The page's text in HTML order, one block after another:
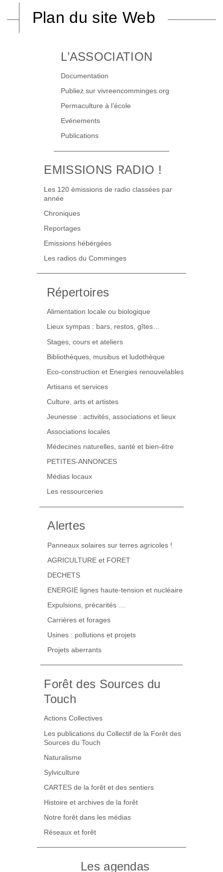
Plan du site Web
L’ASSOCIATION
Documentation
Publiez sur vivreencomminges.org
Permaculture à l’école
Evénements
Publications
EMISSIONS RADIO !
Les 120 émissions de radio classées par
année
Chroniques
Reportages
Emissions hébérgées
Les radios du Comminges
Répertoires
Alimentation locale ou biologique
Lieux sympas : bars, restos, gîtes…
Stages, cours et ateliers
Bibliothèques, musibus et ludothèque
Eco-construction et Energies renouvelables
Artisans et services
Culture, arts et artistes
Jeunesse : activités, associations et lieux
Associations locales
Médecines naturelles, santé et bien-être
PETITES-ANNONCES
Médias locaux
Les ressourceries
Alertes
Panneaux solaires sur terres agricoles !
AGRICULTURE et FORET
DECHETS
ENERGIE lignes haute-tension et nucléaire
Expulsions, précarités …
Carrières et forages
Usines : pollutions et projets
Projets aberrants
Forêt des Sources du
Touch
Actions Collectives
Les publications du Collectif de la Forêt des
Sources du Touch
Naturalisme
Sylviculture
CARTES de la forêt et des sentiers
Histoire et archives de la forêt
Notre forêt dans les médias
Réseaux et forêt
Les agendas